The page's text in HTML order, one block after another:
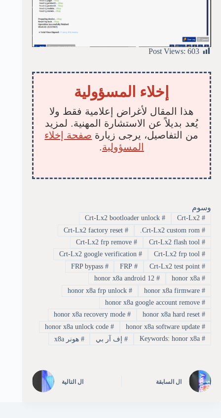
Post Views: 603
إخلاء المسؤولية
هذا المقال لأغراض إعلامية فقط ولا
يُعد بديلاً عن الاستشارة المهنية. لمزيد
من التفاصيل، يرجى زيارة صفحة إخلاء
المسؤولية.
وسوم
#
Crt-Lx2
#
Crt-Lx2 bootloader unlock
#
Crt-Lx2 custom rom.
#
Crt-Lx2 factory reset
#
Crt-Lx2 flash tool
#
Crt-Lx2 frp remove
#
Crt-Lx2 frp tool
#
Crt-Lx2 google verification
#
Crt-Lx2 test point
#
FRP
#
FRP bypass
#
honor x8a
#
honor x8a android 12
#
honor x8a firmware
#
honor x8a frp unlock
#
honor x8a google account remove
#
honor x8a hard reset
#
honor x8a recovery mode
#
honor x8a software update
#
honor x8a unlock code
#
Keywords: honor x8a
#إف آر بي # هونر x8a
ال السابقة ال التالية